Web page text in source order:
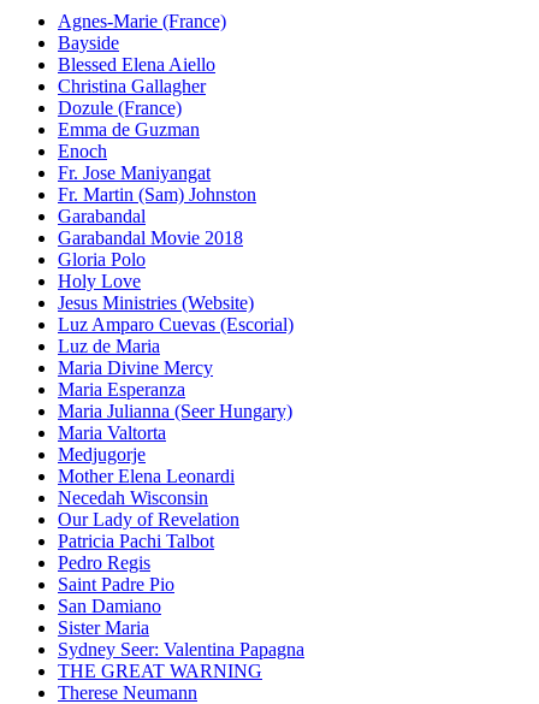
Agnes-Marie (France)
Bayside
Blessed Elena Aiello
Christina Gallagher
Dozule (France)
Emma de Guzman
Enoch
Fr. Jose Maniyangat
Fr. Martin (Sam) Johnston
Garabandal
Garabandal Movie 2018
Gloria Polo
Holy Love
Jesus Ministries (Website)
Luz Amparo Cuevas (Escorial)
Luz de Maria
Maria Divine Mercy
Maria Esperanza
Maria Julianna (Seer Hungary)
Maria Valtorta
Medjugorje
Mother Elena Leonardi
Necedah Wisconsin
Our Lady of Revelation
Patricia Pachi Talbot
Pedro Regis
Saint Padre Pio
San Damiano
Sister Maria
Sydney Seer: Valentina Papagna
THE GREAT WARNING
Therese Neumann